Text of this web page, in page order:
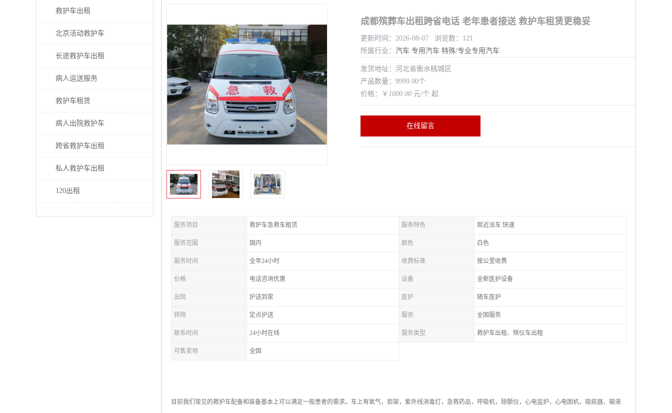
救护车出租
北京活动救护车
长途救护车出租
病人运送服务
救护车租赁
病人出院救护车
跨省救护车出租
私人救护车出租
120出租
成都殡葬车出租跨省电话 老年患者接送 救护车租赁更稳妥
更新时间：2026-08-07 浏览数：121
所属行业： 汽车 专用汽车 特殊/专业专用汽车
发货地址：河北省衡水桃城区
产品数量：9999.00个
价格：￥ 1000.00 元/个 起
在线留言
服务项目 救护车急救车租赁 服务特色 就近派车 快速
服务范围 国内 颜色 白色
服务时间 全年24小时 收费标准 按公里收费
价格 电话咨询优惠 设备 全新医护设备
出院 护送到家 医护 随车医护
转院 定点护送 服务 全国服务
联系时间 24小时在线 服务类型 救护车出租、殡仪车出租
可售卖地 全国
目前我们常见的救护车配备和装备基本上可以满足一般患者的需求。车上有氧气，担架，紫外线消毒灯，急救药品，呼吸机，除颤仪，心电监护，心电图机，吸痰器，输液